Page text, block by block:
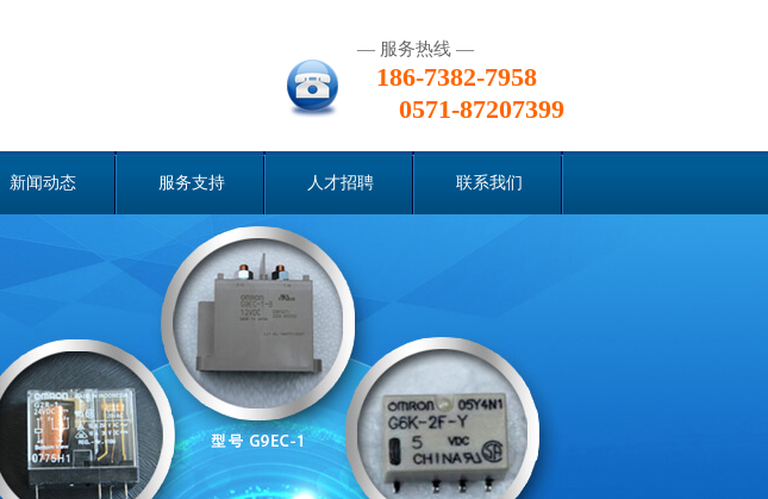
0571-87207399
186-7382-7958
— 服务热线 —
新闻动态 服务支持 人才招聘 联系我们